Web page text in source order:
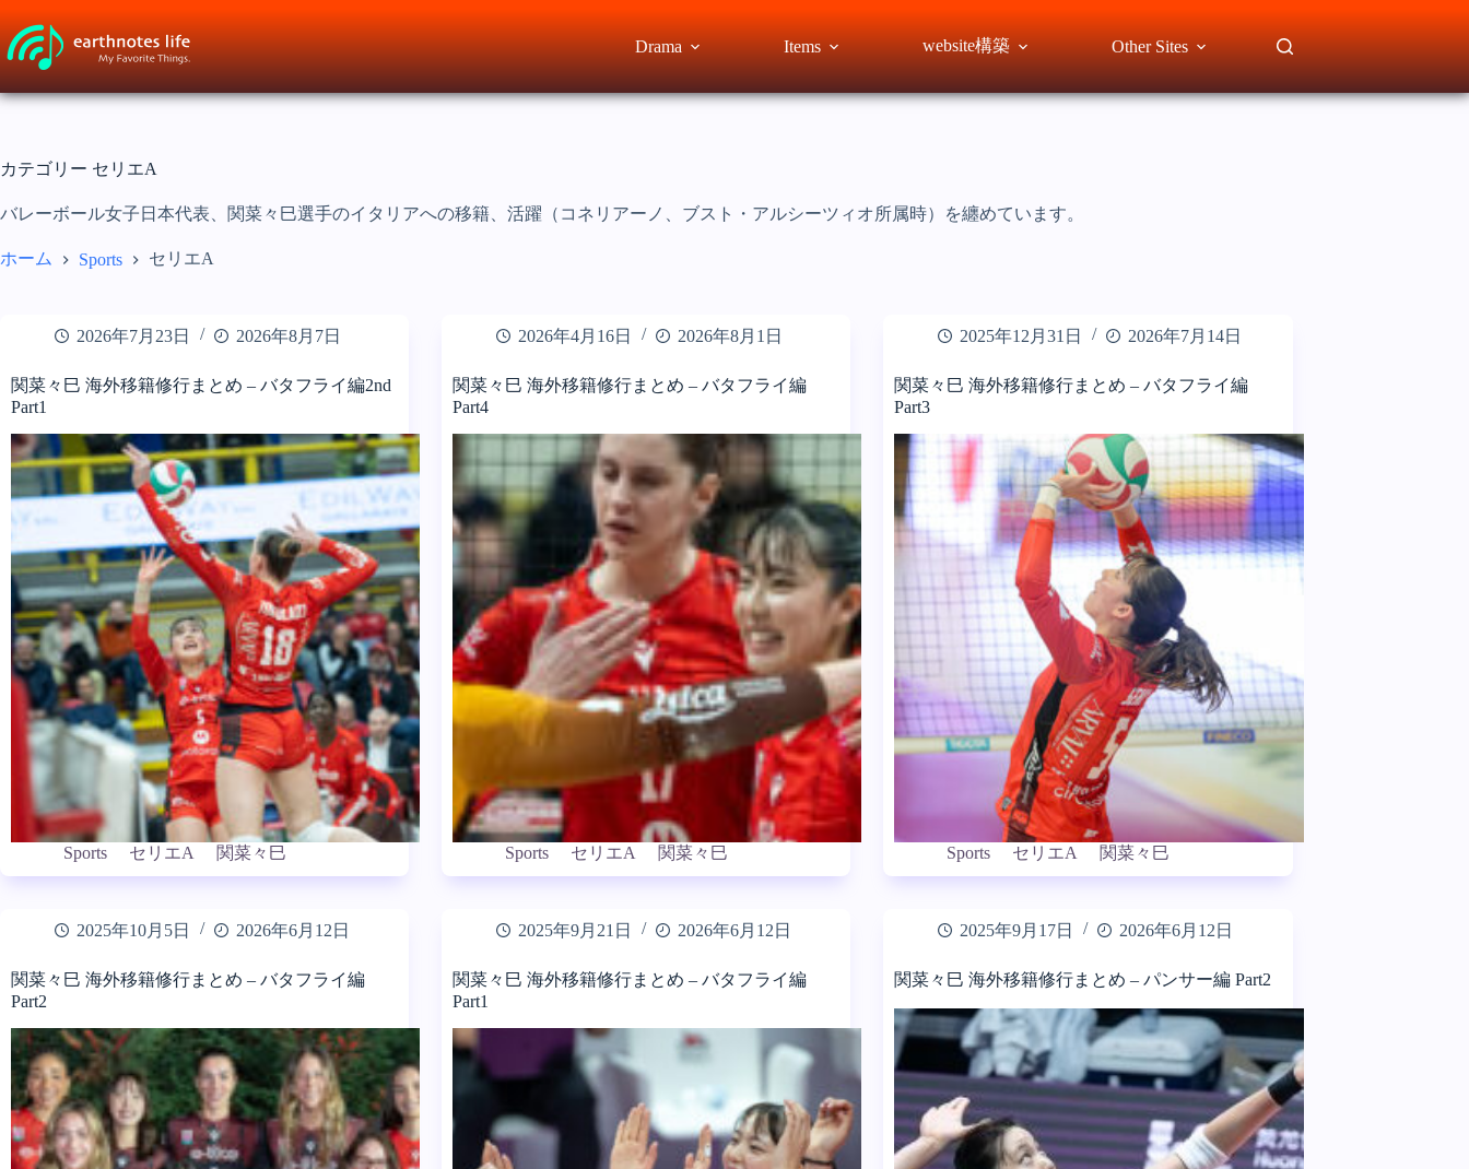
ン
テ
ツ
キ
プ
Drama Items website構築 Other Sites
カテゴリー セリエA
バレーボール女子日本代表、関菜々巳選手のイタリアへの移籍、活躍（コネリアーノ、ブスト・アルシーツィオ所属時）を纏めています。
ホーム Sports セリエA
2026年7月23日 2026年8月7日
関菜々巳 海外移籍修行まとめ – バタフライ編2nd
Part1
Sports セリエA 関菜々巳
2026年4月16日 2026年8月1日
関菜々巳 海外移籍修行まとめ – バタフライ編
Part4
Sports セリエA 関菜々巳
2025年12月31日 2026年7月14日
関菜々巳 海外移籍修行まとめ – バタフライ編
Part3
Sports セリエA 関菜々巳
2025年10月5日 2026年6月12日
関菜々巳 海外移籍修行まとめ – バタフライ編
Part2
2025年9月21日 2026年6月12日
関菜々巳 海外移籍修行まとめ – バタフライ編
Part1
2025年9月17日 2026年6月12日
関菜々巳 海外移籍修行まとめ – パンサー編 Part2